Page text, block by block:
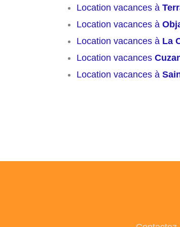
Location vacances à
Location vacances à
Location vacances à La
Location vacances
Location vacances à